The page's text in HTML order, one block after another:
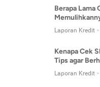
Berapa Lama
Laporan Kredit
Kenapa Cek
Tips agar
Laporan Kredit